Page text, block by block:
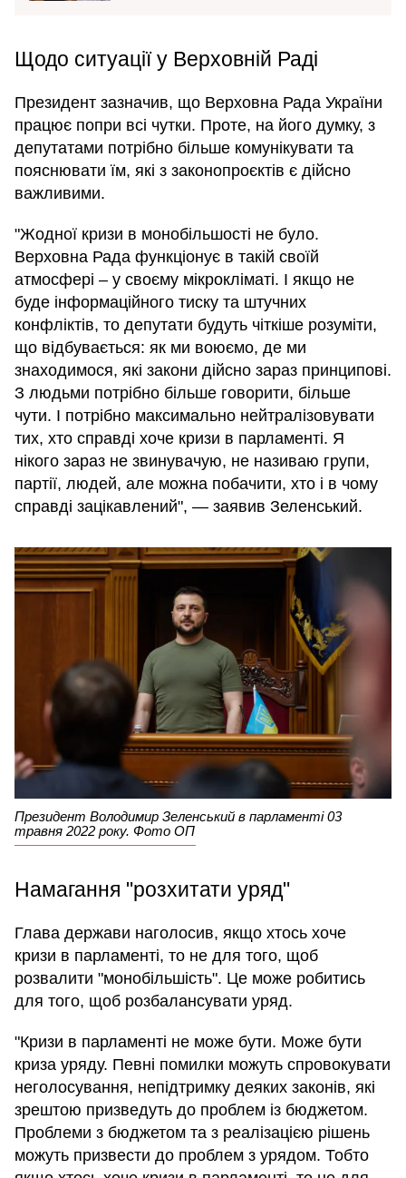
Щодо ситуації у Верховній Раді
Президент зазначив, що Верховна Рада України
працює попри всі чутки. Проте, на його думку, з
депутатами потрібно більше комунікувати та
пояснювати їм, які з законопроєктів є дійсно
важливими.
"Жодної кризи в монобільшості не було.
Верховна Рада функціонує в такій своїй
атмосфері – у своєму мікрокліматі. І якщо не
буде інформаційного тиску та штучних
конфліктів, то депутати будуть чіткіше розуміти,
що відбувається: як ми воюємо, де ми
знаходимося, які закони дійсно зараз принципові.
З людьми потрібно більше говорити, більше
чути. І потрібно максимально нейтралізовувати
тих, хто справді хоче кризи в парламенті. Я
нікого зараз не звинувачую, не називаю групи,
партії, людей, але можна побачити, хто і в чому
справді зацікавлений", — заявив Зеленський.
Президент Володимир Зеленський в парламенті 03
травня 2022 року. Фото ОП
Намагання "розхитати уряд"
Глава держави наголосив, якщо хтось хоче
кризи в парламенті, то не для того, щоб
розвалити "монобільшість". Це може робитись
для того, щоб розбалансувати уряд.
"Кризи в парламенті не може бути. Може бути
криза уряду. Певні помилки можуть спровокувати
неголосування, непідтримку деяких законів, які
зрештою призведуть до проблем із бюджетом.
Проблеми з бюджетом та з реалізацією рішень
можуть призвести до проблем з урядом. Тобто